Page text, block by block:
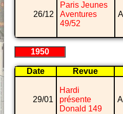
26/12
Paris Jeunes
Aventures
49/52
1950
Date Revue
29/01
Hardi
présente
Donald 149